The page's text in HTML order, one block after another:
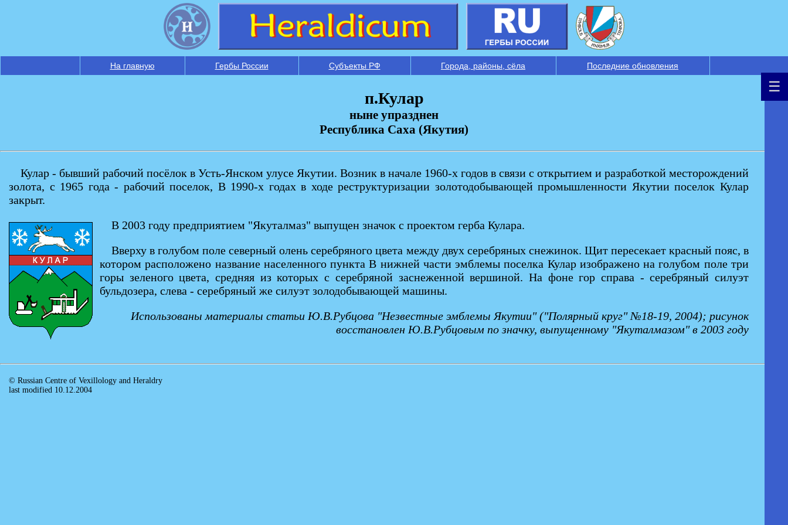
На главную Гербы России Субъекты РФ Города, районы, сёла Последние обновления
п.Кулар
ныне упразднен
Республика Саха (Якутия)
Кулар - бывший рабочий посёлок в Усть-Янском улусе Якутии. Возник в начале 1960-х годов в связи с открытием и разработкой месторождений
золота, с 1965 года - рабочий поселок, В 1990-х годах в ходе реструктуризации золотодобывающей промышленности Якутии поселок Кулар
закрыт.
В 2003 году предприятием "Якуталмаз" выпущен значок с проектом герба Кулара.
Вверху в голубом поле северный олень серебряного цвета между двух серебряных снежинок. Щит пересекает красный пояс, в
котором расположено название населенного пункта В нижней части эмблемы поселка Кулар изображено на голубом поле три
горы зеленого цвета, средняя из которых с серебряной заснеженной вершиной. На фоне гор справа - серебряный силуэт
бульдозера, слева - серебряный же силуэт золодобывающей машины.
Использованы материалы статьи Ю.В.Рубцова "Незвестные эмблемы Якутии" ("Полярный круг" №18-19, 2004); рисунок
восстановлен Ю.В.Рубцовым по значку, выпущенному "Якуталмазом" в 2003 году
© Russian Centre of Vexillology and Heraldry
last modified 10.12.2004